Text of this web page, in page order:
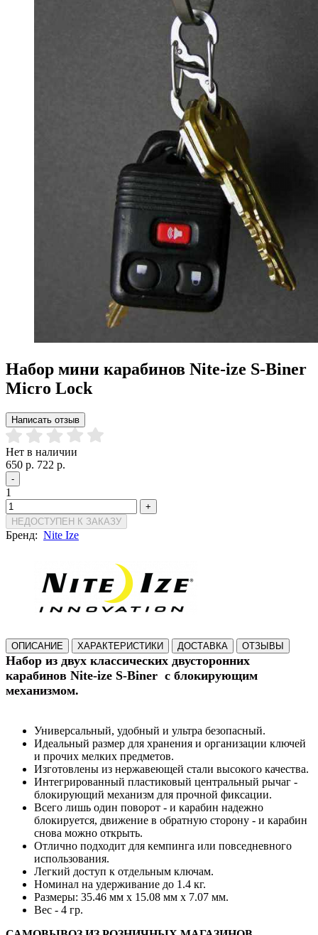
Набор мини карабинов Nite-ize S-Biner
Micro Lock
Написать отзыв
Нет в наличии
650 р. 722 р.
-
1
+
НЕДОСТУПЕН К ЗАКАЗУ
Бренд: Nite Ize
ОПИСАНИЕ ХАРАКТЕРИСТИКИ ДОСТАВКА ОТЗЫВЫ
Набор из двух классических двусторонних
карабинов Nite-ize S-Biner с блокирующим
механизмом.
Универсальный, удобный и ультра безопасный.
Идеальный размер для хранения и организации ключей
и прочих мелких предметов.
Изготовлены из нержавеющей стали высокого качества.
Интегрированный пластиковый центральный рычаг -
блокирующий механизм для прочной фиксации.
Всего лишь один поворот - и карабин надежно
блокируется, движение в обратную сторону - и карабин
снова можно открыть.
Отлично подходит для кемпинга или повседневного
использования.
Легкий доступ к отдельным ключам.
Номинал на удерживание до 1.4 кг.
Размеры: 35.46 мм х 15.08 мм х 7.07 мм.
Вес - 4 гр.